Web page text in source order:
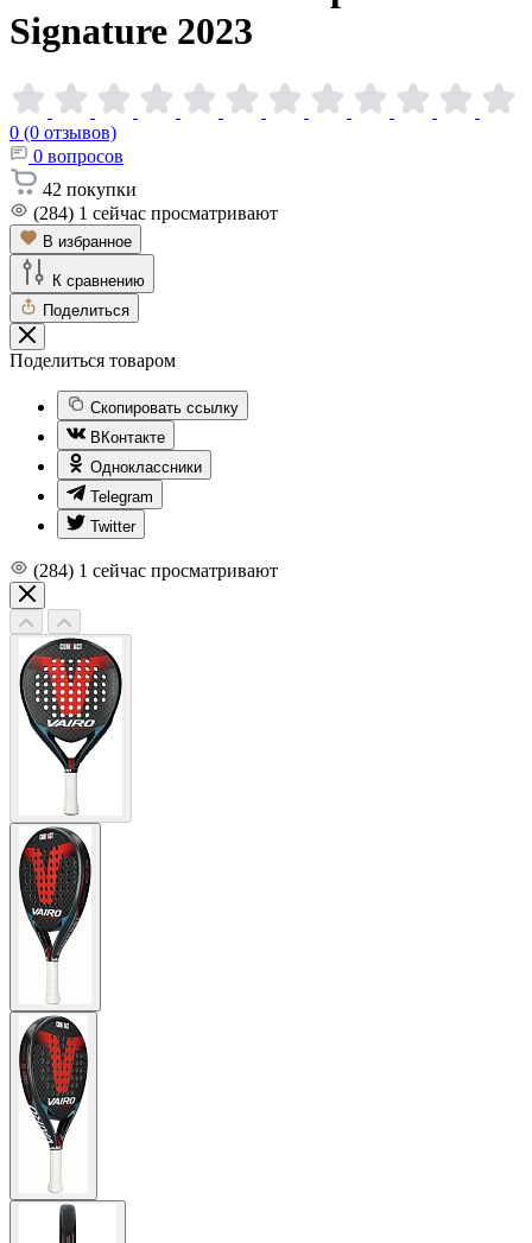
Signature 2023
0 (0 отзывов)
0 вопросов
42 покупки
(284) 1 сейчас просматривают
В избранное
К сравнению
Поделиться
Поделиться товаром
Скопировать ссылку
ВКонтакте
Одноклассники
Telegram
Twitter
(284) 1 сейчас просматривают